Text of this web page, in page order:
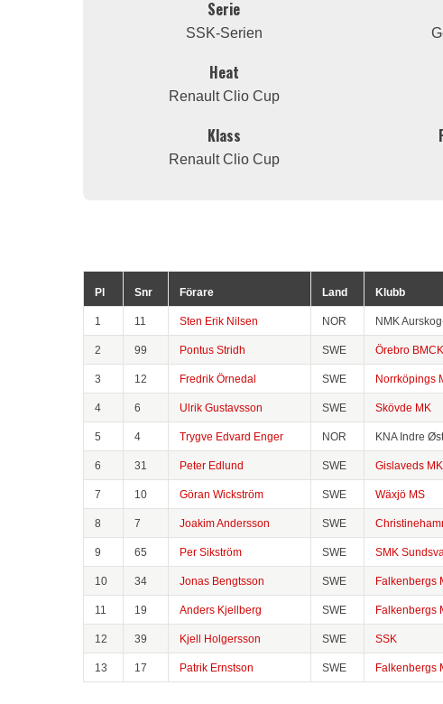
Serie
SSK-Serien
Heat
Renault Clio Cup
Klass
Renault Clio Cup
Pl Snr Förare Land Klubb
1 11 Sten Erik Nilsen NOR NMK
2 99 Pontus Stridh SWE Örebro BMCK
3 12 Fredrik Örnedal SWE Norrköpings
4 6 Ulrik Gustavsson SWE Skövde MK
5 4 Trygve Edvard Enger NOR KNA Indre
6 31 Peter Edlund SWE Gislaveds MK
7 10 Göran Wickström SWE Wäxjö MS
8 7 Joakim Andersson SWE
9 65 Per Sikström SWE SMK
10 34 Jonas Bengtsson SWE Falkenbergs
11 19 Anders Kjellberg SWE Falkenbergs
12 39 Kjell Holgersson SWE SSK
13 17 Patrik Ernstson SWE Falkenbergs